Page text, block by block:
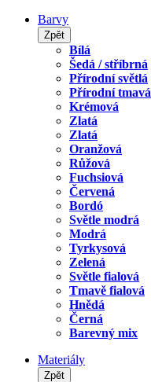
Barvy
Zpět
Bílá
Šedá / stříbrná
Přírodní světlá
Přírodní tmavá
Krémová
Zlatá
Zlatá
Oranžová
Růžová
Fuchsiová
Červená
Bordó
Světle modrá
Modrá
Tyrkysová
Zelená
Světle fialová
Tmavě fialová
Hnědá
Černá
Barevný mix
Materiály
Zpět